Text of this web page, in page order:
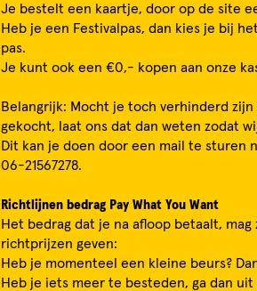
Je bestelt een kaartje, door op de site
Heb je een Festivalpas, dan kies je bij
pas.
Je kunt ook een €0,- kopen aan onze
Belangrijk: Mocht je toch verhinderd
gekocht, laat ons dat dan weten zodat
Dit kan je doen door een mail te sturen
06-21567278.
Richtlijnen bedrag Pay What You Want
Het bedrag dat je na afloop betaalt,
richtprijzen geven:
Heb je momenteel een kleine beurs?
Heb je iets meer te besteden, ga dan uit